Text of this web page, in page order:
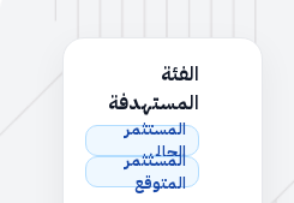
الفئة
المستهدفة
المستثمر
الحالي
المستثمر
المتوقع